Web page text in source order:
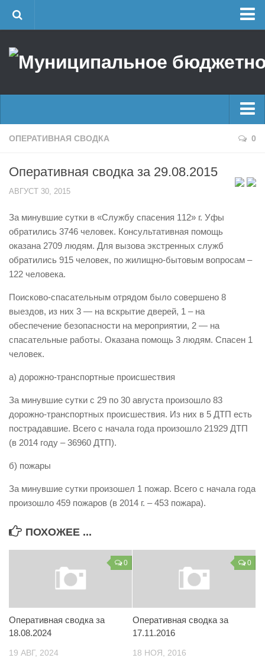
Об учреждении
Районные УГЗ
Поисково-спасательный отряд г. Уфы
Центр размещения пострадавших
Отчеты о реализации муниципальных программ
История
Виды деятельности
Обслуживание опасных производственных объектов
УГЗ рекомендует
Как стать спасателем
Уголок гражданской обороны
Пресс-центр
СМИ о нас
Фотогалерея
Обращения
Главные новости
Оперативная сводка
Половодье
Купальный сезон
ОПЕРАТИВНАЯ СВОДКА 0
Оперативная сводка за 29.08.2015
АВГУСТ 30, 2015
За минувшие сутки в «Службу спасения 112» г. Уфы
обратились 3746 человек. Консультативная помощь
оказана 2709 людям. Для вызова экстренных служб
обратились 915 человек, по жилищно-бытовым вопросам –
122 человека.
Поисково-спасательным отрядом было совершено 8
выездов, из них 3 — на вскрытие дверей, 1 – на
обеспечение безопасности на мероприятии, 2 — на
спасательные работы. Оказана помощь 3 людям. Спасен 1
человек.
а) дорожно-транспортные происшествия
За минувшие сутки с 29 по 30 августа произошло 83
дорожно-транспортных происшествия. Из них в 5 ДТП есть
пострадавшие. Всего с начала года произошло 21929 ДТП
(в 2014 году – 36960 ДТП).
б) пожары
За минувшие сутки произошел 1 пожар. Всего с начала года
произошло 459 пожаров (в 2014 г. – 453 пожара).
ПОХОЖЕЕ ...
0
Оперативная сводка за
18.08.2024
19 АВГ, 2024
0
Оперативная сводка за
17.11.2016
18 НОЯ, 2016